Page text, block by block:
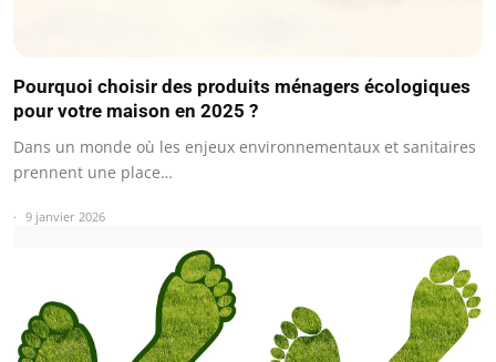
Pourquoi choisir des produits ménagers écologiques
pour votre maison en 2025 ?
Dans un monde où les enjeux environnementaux et sanitaires
prennent une place…
9 janvier 2026